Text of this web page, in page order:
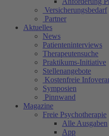
Versicherungsbedarf
Partner
Aktuelles
News
Patienteninterviews
Therapeutensuche
Praktikums-Initiative
Stellenangebote
Kostenfreie
Symposien
Pinnwand
Magazine
Freie Psychotherapie
Alle Ausgaben
App